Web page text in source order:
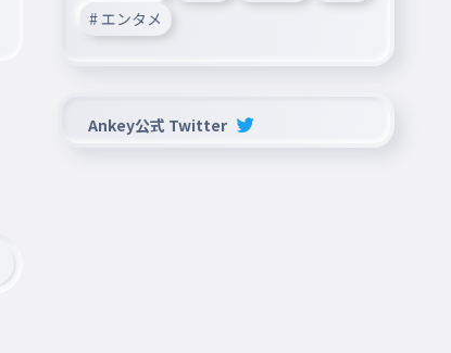
# エンタメ
Ankey公式 Twitter